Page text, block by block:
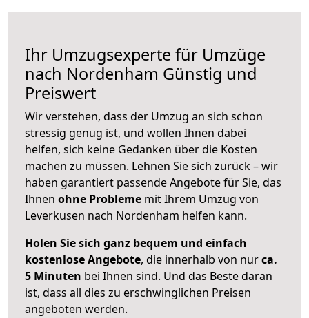
Ihr Umzugsexperte für Umzüge
nach Nordenham Günstig und
Preiswert
Wir verstehen, dass der Umzug an sich schon
stressig genug ist, und wollen Ihnen dabei
helfen, sich keine Gedanken über die Kosten
machen zu müssen. Lehnen Sie sich zurück – wir
haben garantiert passende Angebote für Sie, das
Ihnen ohne Probleme mit Ihrem Umzug von
Leverkusen nach Nordenham helfen kann.
Holen Sie sich ganz bequem und einfach
kostenlose Angebote, die innerhalb von nurca.
5 Minuten bei Ihnen sind. Und das Beste daran
ist, dass all dies zu erschwinglichen Preisen
angeboten werden.